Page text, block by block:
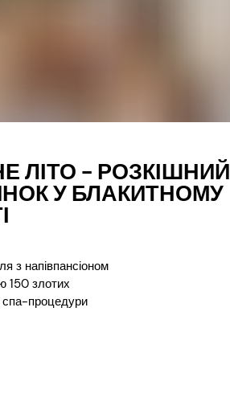
ЛІТО - РОЗКІШНИЙ
У БЛАКИТНОМУ
з напівпансіоном
150 злотих
процедури